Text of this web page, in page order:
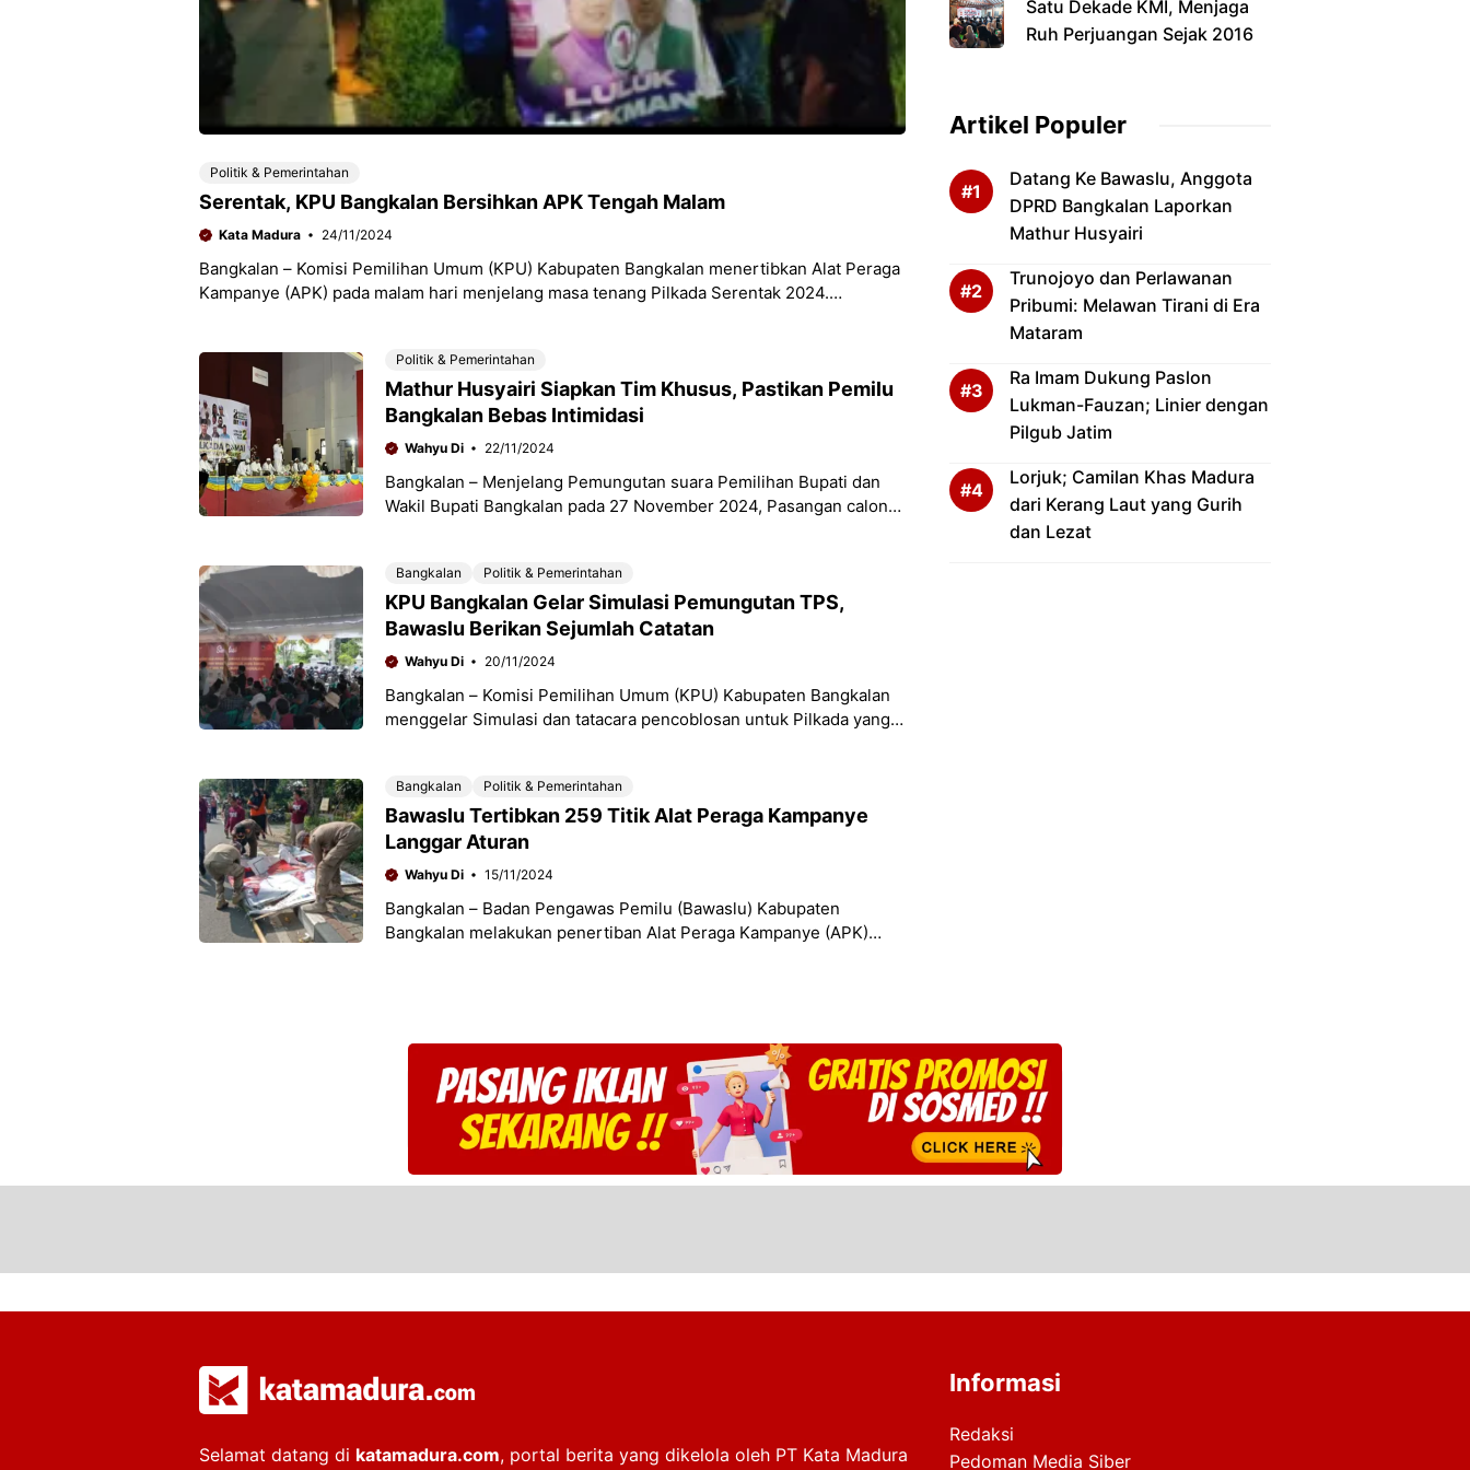
Politik & Pemerintahan
Serentak, KPU Bangkalan Bersihkan APK Tengah Malam
Kata Madura 24/11/2024
Bangkalan – Komisi Pemilihan Umum (KPU) Kabupaten Bangkalan menertibkan Alat Peraga
Kampanye (APK) pada malam hari menjelang masa tenang Pilkada Serentak 2024.
Politik & Pemerintahan
Mathur Husyairi Siapkan Tim Khusus, Pastikan Pemilu
Bangkalan Bebas Intimidasi
Wahyu Di 22/11/2024
Bangkalan – Menjelang Pemungutan suara Pemilihan Bupati dan
Wakil Bupati Bangkalan pada 27 November 2024, Pasangan calon
Bangkalan Politik & Pemerintahan
KPU Bangkalan Gelar Simulasi Pemungutan TPS,
Bawaslu Berikan Sejumlah Catatan
Wahyu Di 20/11/2024
Bangkalan – Komisi Pemilihan Umum (KPU) Kabupaten Bangkalan
menggelar Simulasi dan tatacara pencoblosan untuk Pilkada yang
Bangkalan Politik & Pemerintahan
Bawaslu Tertibkan 259 Titik Alat Peraga Kampanye
Langgar Aturan
Wahyu Di 15/11/2024
Bangkalan – Badan Pengawas Pemilu (Bawaslu) Kabupaten
Bangkalan melakukan penertiban Alat Peraga Kampanye (APK)
Pamekasan
Satu Dekade KMI, Menjaga
Ruh Perjuangan Sejak 2016
Artikel Populer
Datang Ke Bawaslu, Anggota
DPRD Bangkalan Laporkan
Mathur Husyairi
Trunojoyo dan Perlawanan
Pribumi: Melawan Tirani di Era
Mataram
Ra Imam Dukung Paslon
Lukman-Fauzan; Linier dengan
Pilgub Jatim
Lorjuk; Camilan Khas Madura
dari Kerang Laut yang Gurih
dan Lezat
Selamat datang di katamadura.com, portal berita yang dikelola oleh PT Kata Madura
Informasi
Redaksi
Pedoman Media Siber